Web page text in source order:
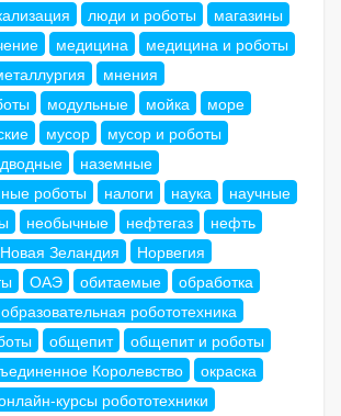
люди и роботы
магазины
медицина
медицина и роботы
мнения
модульные мойка
море
мусор
мусор и роботы
наземные
роботы
налоги наука
научные
необычные нефтегаз
нефть
Новая Зеландия
Норвегия
ОАЭ обитаемые
обработка
образовательная робототехника
общепит
общепит и роботы
Королевство
окраска
курсы робототехники